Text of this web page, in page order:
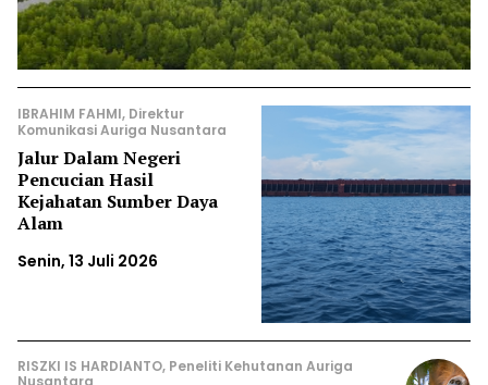
IBRAHIM FAHMI, Direktur
Komunikasi Auriga Nusantara
Jalur Dalam Negeri
Pencucian Hasil
Kejahatan Sumber Daya
Alam
Senin, 13 Juli 2026
RISZKI IS HARDIANTO, Peneliti Kehutanan Auriga